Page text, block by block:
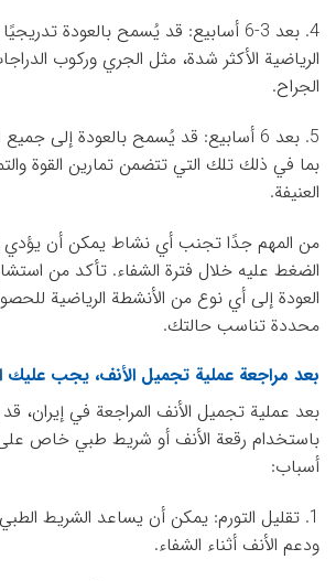
4. بعد 3-6 أسابيع: قد يُسمح بالعودة
الرياضية الأكثر شدة، مثل الجري وركوب
الجراح.
5. بعد 6 أسابيع: قد يُسمح بالعودة إلى
بما في ذلك تلك التي تتضمن تمارين القوة
العنيفة.
من المهم جدًا تجنب أي نشاط يمكن أن يؤدي
الضغط عليه خلال فترة الشفاء. تأكد من
العودة إلى أي نوع من الأنشطة الرياضية
محددة تناسب حالتك.
بعد مراجعة عملية تجميل الأنف، يجب عليك
بعد عملية تجميل الأنف المراجعة في إيران،
باستخدام رقعة الأنف أو شريط طبي خاص
أسباب:
1. تقليل التورم: يمكن أن يساعد الشريط
ودعم الأنف أثناء الشفاء.